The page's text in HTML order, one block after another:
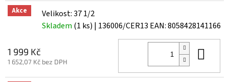
Akce
Velikost: 37 1/2
Skladem (1 ks) | 136006/CER13 EAN:8058428141166
1 999 Kč
1 652,07 Kč bez DPH